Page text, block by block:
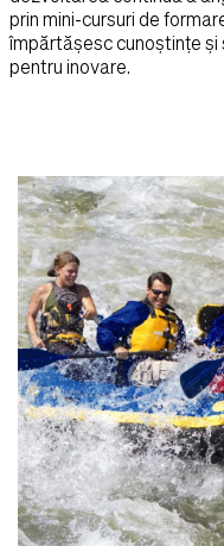
prin mini-cursuri de
împărtășesc cunoștințe
pentru inovare.